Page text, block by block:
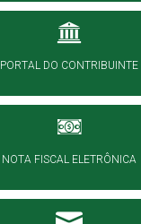
PORTAL DO CONTRIBUINTE
NOTA FISCAL ELETRÔNICA